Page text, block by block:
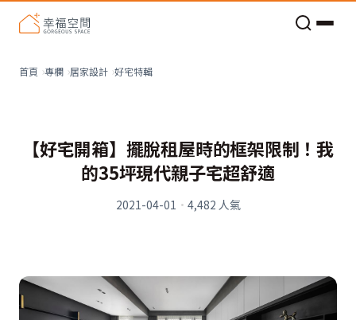
首頁 專欄 居家設計 好宅特輯
【好宅開箱】擺脫租屋時的框架限制！我
的35坪現代親子宅超舒適
2021-04-01 · 4,482 人氣